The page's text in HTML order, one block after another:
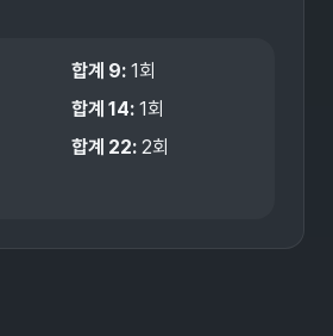
합계 9: 1회
합계14: 1회
합계 22: 2회